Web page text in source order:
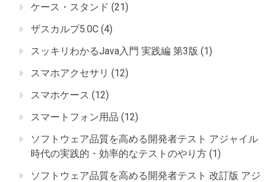
ケース・スタンド (21)
ザスカルプ5.0C (4)
スッキリわかるJava入門 実践編 第3版 (1)
スマホアクセサリ (12)
スマホケース (12)
スマートフォン用品 (12)
ソフトウェア品質を高める開発者テスト アジャイル
時代の実践的・効率的なテストのやり方 (1)
ソフトウェア品質を高める開発者テスト 改訂版 アジ